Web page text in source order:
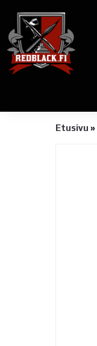
Etusivu »